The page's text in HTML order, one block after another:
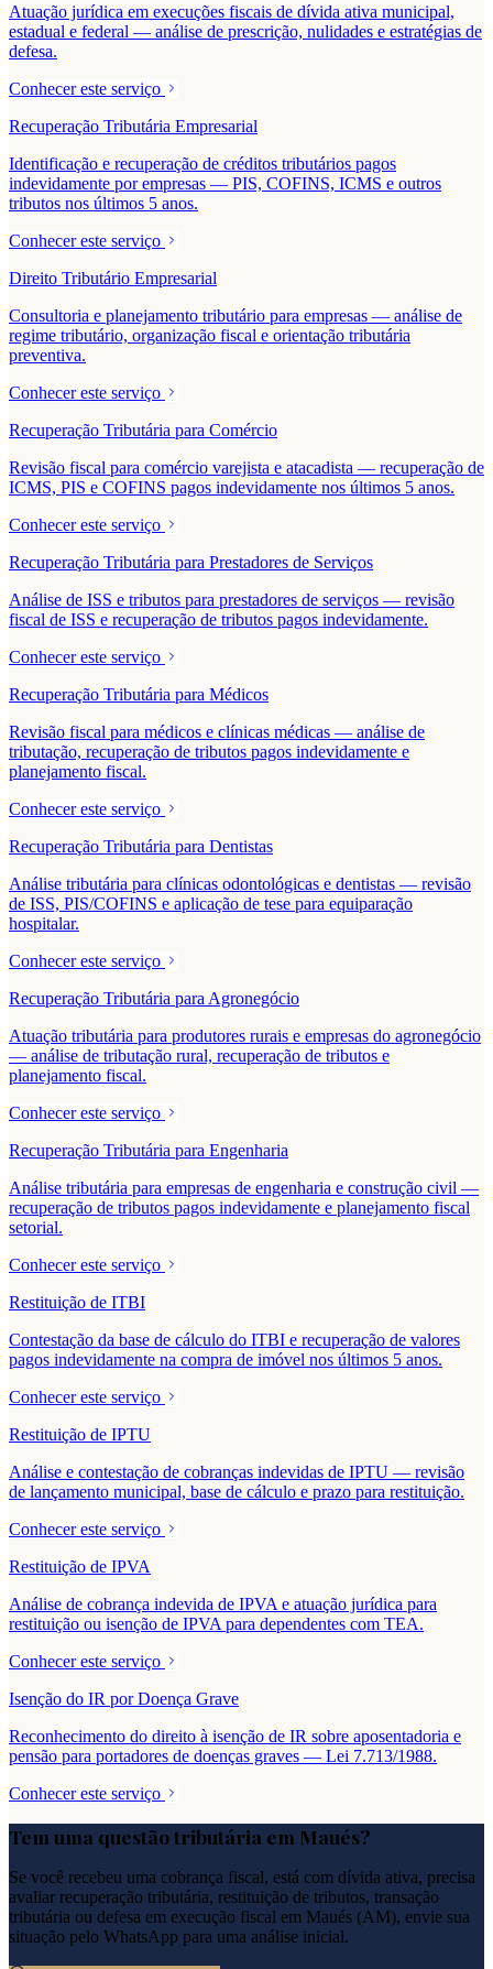
Atuação jurídica em execuções fiscais de dívida ativa municipal,
estadual e federal — análise de prescrição, nulidades e estratégias de
defesa.
Conhecer este serviço
Recuperação Tributária Empresarial
Identificação e recuperação de créditos tributários pagos
indevidamente por empresas — PIS, COFINS, ICMS e outros
tributos nos últimos 5 anos.
Conhecer este serviço
Direito Tributário Empresarial
Consultoria e planejamento tributário para empresas — análise de
regime tributário, organização fiscal e orientação tributária
preventiva.
Conhecer este serviço
Recuperação Tributária para Comércio
Revisão fiscal para comércio varejista e atacadista — recuperação de
ICMS, PIS e COFINS pagos indevidamente nos últimos 5 anos.
Conhecer este serviço
Recuperação Tributária para Prestadores de Serviços
Análise de ISS e tributos para prestadores de serviços — revisão
fiscal de ISS e recuperação de tributos pagos indevidamente.
Conhecer este serviço
Recuperação Tributária para Médicos
Revisão fiscal para médicos e clínicas médicas — análise de
tributação, recuperação de tributos pagos indevidamente e
planejamento fiscal.
Conhecer este serviço
Recuperação Tributária para Dentistas
Análise tributária para clínicas odontológicas e dentistas — revisão
de ISS, PIS/COFINS e aplicação de tese para equiparação
hospitalar.
Conhecer este serviço
Recuperação Tributária para Agronegócio
Atuação tributária para produtores rurais e empresas do agronegócio
— análise de tributação rural, recuperação de tributos e
planejamento fiscal.
Conhecer este serviço
Recuperação Tributária para Engenharia
Análise tributária para empresas de engenharia e construção civil —
recuperação de tributos pagos indevidamente e planejamento fiscal
setorial.
Conhecer este serviço
Restituição de ITBI
Contestação da base de cálculo do ITBI e recuperação de valores
pagos indevidamente na compra de imóvel nos últimos 5 anos.
Conhecer este serviço
Restituição de IPTU
Análise e contestação de cobranças indevidas de IPTU — revisão
de lançamento municipal, base de cálculo e prazo para restituição.
Conhecer este serviço
Restituição de IPVA
Análise de cobrança indevida de IPVA e atuação jurídica para
restituição ou isenção de IPVA para dependentes com TEA.
Conhecer este serviço
Isenção do IR por Doença Grave
Reconhecimento do direito à isenção de IR sobre aposentadoria e
pensão para portadores de doenças graves — Lei 7.713/1988.
Conhecer este serviço
Tem uma questão tributária em Maués?
Se você recebeu uma cobrança fiscal, está com dívida ativa, precisa
avaliar recuperação tributária, restituição de tributos, transação
tributária ou defesa em execução fiscal em Maués (AM), envie sua
situação pelo WhatsApp para uma análise inicial.